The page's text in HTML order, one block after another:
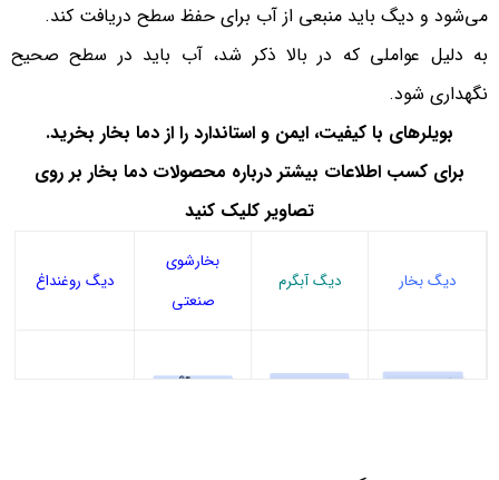
می‌شود و دیگ باید منبعی از آب برای حفظ سطح دریافت کند.
به دلیل عواملی که در بالا ذکر شد، آب باید در سطح صحیح
نگهداری شود.
بویلرهای با کیفیت، ایمن و استاندارد را از دما بخار بخرید.
برای کسب اطلاعات بیشتر درباره محصولات دما بخار بر روی
تصاویر کلیک کنید
دیگ بخار دیگ آبگرم
بخارشوی
صنعتی
دیگ روغنداغ